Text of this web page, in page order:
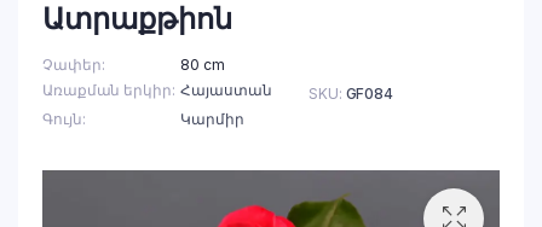
Ատրաքթիոն
Չափեր
80 cm
Առաքման երկիր Հայաստան
Գույն
Կարմիր
SKU: GF084